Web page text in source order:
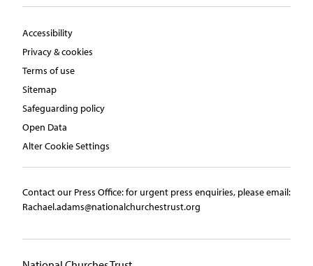
Accessibility
Privacy & cookies
Terms of use
Sitemap
Safeguarding policy
Open Data
Alter Cookie Settings
Contact our Press Office:​ ​for urgent press enquiries, please email:​
Rachael.adams@nationalchurchestrust.org